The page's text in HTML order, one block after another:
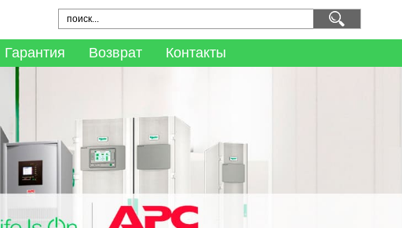
Гарантия Возврат Контакты